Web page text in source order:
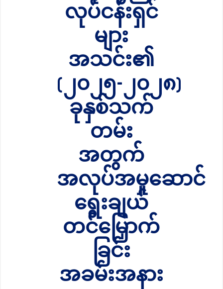
လုပ်ငန်းရှင်
များ
အသင်း၏
(၂၀၂၅-၂၀၂၈)
ခုနှစ်သက်
တမ်း
အတွက်
အလုပ်အမှုဆောင်
ရွေးချယ်
တင်မြှောက်
ခြင်း
အခမ်းအနား